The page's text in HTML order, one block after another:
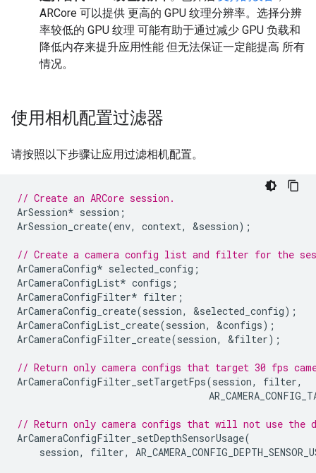
ARCore 可以提供 更高的 GPU 纹理分辨率。选择分辨
率较低的 GPU 纹理 可能有助于通过减少 GPU 负载和
降低内存来提升应用性能 但无法保证一定能提高 所有
情况。
使用相机配置过滤器
请按照以下步骤让应用过滤相机配置。
// Create an ARCore session.
ArSession* session ;
ArSession_create(env, context, &session);
// Create a camera config list and filter for the
ArCameraConfig* selected_config ;
ArCameraConfigList* configs ;
ArCameraConfigFilter* filter ;
ArCameraConfig_create(session, &selected_config);
ArCameraConfigList_create(session, &configs);
ArCameraConfigFilter_create(session, &filter);
// Return only camera configs that target 30 fps
ArCameraConfigFilter_setTargetFps(session, filter,
// Return only camera configs that will not use the
ArCameraConfigFilter_setDepthSensorUsage(
session, filter,